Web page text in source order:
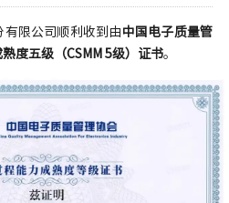
有限公司顺利收到由 中国电子质量管
度五级（CSMM 5级）证书。